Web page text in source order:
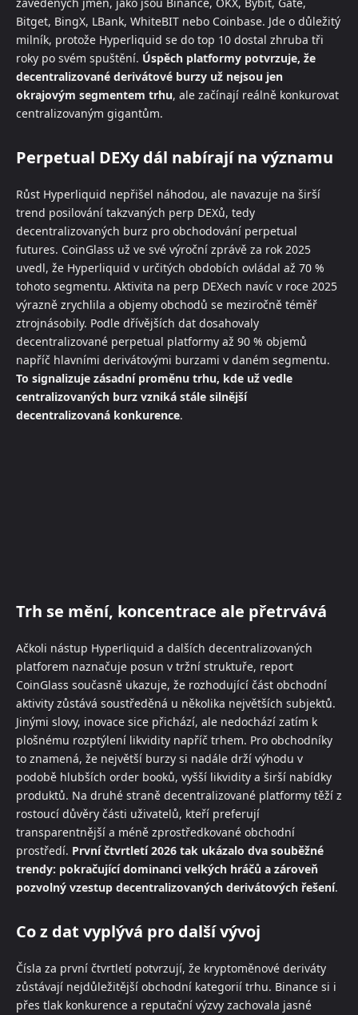
zavedených jmen, jako jsou Binance, OKX, Bybit, Gate,
Bitget, BingX, LBank, WhiteBIT nebo Coinbase. Jde o důležitý
milník, protože Hyperliquid se do top 10 dostal zhruba tři
roky po svém spuštění. Úspěch platformy potvrzuje, že
decentralizované derivátové burzy už nejsou jen
okrajovým segmentem trhu, ale začínají reálně konkurovat
centralizovaným gigantům.
Perpetual DEXy dál nabírají na významu
Růst Hyperliquid nepřišel náhodou, ale navazuje na širší
trend posilování takzvaných perp DEXů, tedy
decentralizovaných burz pro obchodování perpetual
futures. CoinGlass už ve své výroční zprávě za rok 2025
uvedl, že Hyperliquid v určitých obdobích ovládal až 70 %
tohoto segmentu. Aktivita na perp DEXech navíc v roce 2025
výrazně zrychlila a objemy obchodů se meziročně téměř
ztrojnásobily. Podle dřívějších dat dosahovaly
decentralizované perpetual platformy až 90 % objemů
napříč hlavními derivátovými burzami v daném segmentu.
To signalizuje zásadní proměnu trhu, kde už vedle
centralizovaných burz vzniká stále silnější
decentralizovaná konkurence.
Trh se mění, koncentrace ale přetrvává
Ačkoli nástup Hyperliquid a dalších decentralizovaných
platforem naznačuje posun v tržní struktuře, report
CoinGlass současně ukazuje, že rozhodující část obchodní
aktivity zůstává soustředěná u několika největších subjektů.
Jinými slovy, inovace sice přichází, ale nedochází zatím k
plošnému rozptýlení likvidity napříč trhem. Pro obchodníky
to znamená, že největší burzy si nadále drží výhodu v
podobě hlubších order booků, vyšší likvidity a širší nabídky
produktů. Na druhé straně decentralizované platformy těží z
rostoucí důvěry části uživatelů, kteří preferují
transparentnější a méně zprostředkované obchodní
prostředí. První čtvrtletí 2026 tak ukázalo dva souběžné
trendy: pokračující dominanci velkých hráčů a zároveň
pozvolný vzestup decentralizovaných derivátových řešení.
Co z dat vyplývá pro další vývoj
Čísla za první čtvrtletí potvrzují, že kryptoměnové deriváty
zůstávají nejdůležitější obchodní kategorií trhu. Binance si i
přes tlak konkurence a reputační výzvy zachovala jasné